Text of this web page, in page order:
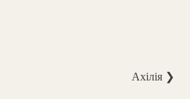
Ахілія ❯